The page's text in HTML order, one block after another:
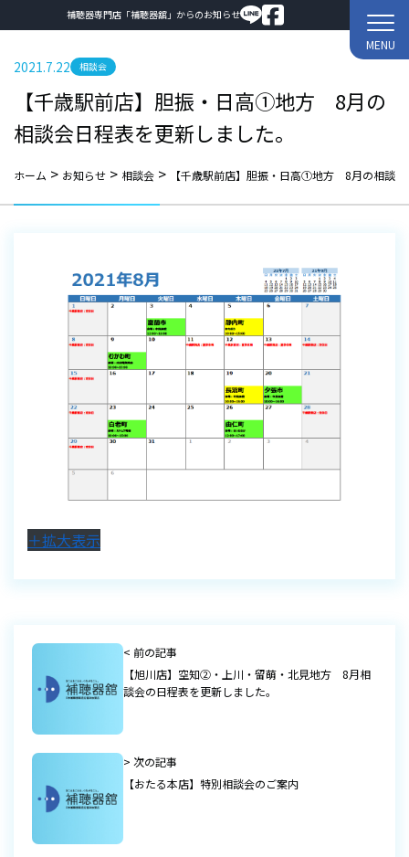
補聴器専門店「補聴器舘」からのお知らせ
MENU
2021.7.22 相談会
【千歳駅前店】胆振・日高①地方 8月の
相談会日程表を更新しました。
ホーム > お知らせ > 相談会 > 【千歳駅前店】胆振・日高①地方 8月の相談
＋拡大表示
< 前の記事
【旭川店】空知②・上川・留萌・北見地方 8月相
談会の日程表を更新しました。
> 次の記事
【おたる本店】特別相談会のご案内